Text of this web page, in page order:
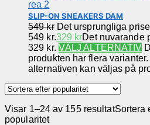
SLIP-ON SNEAKERS DAM
549kr Det ursprungliga
549 kr.329 krDet nuvarande
329 kr. VÄLJ ALTERNATIV
produkten har flera
alternativen kan väljas på
Visar 1–24 av 155 resultatSortera
popularitet